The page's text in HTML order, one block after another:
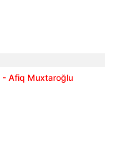
- Afiq Muxtaroğlu